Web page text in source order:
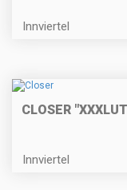
Innviertel
CLOSER
Innviertel